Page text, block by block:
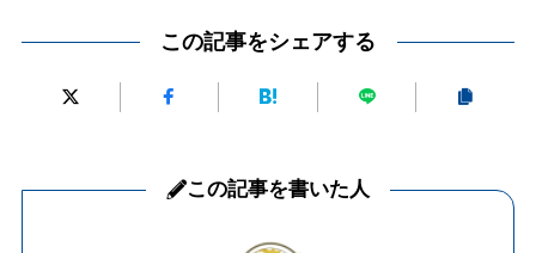
この記事をシェアする
この記事を書いた人